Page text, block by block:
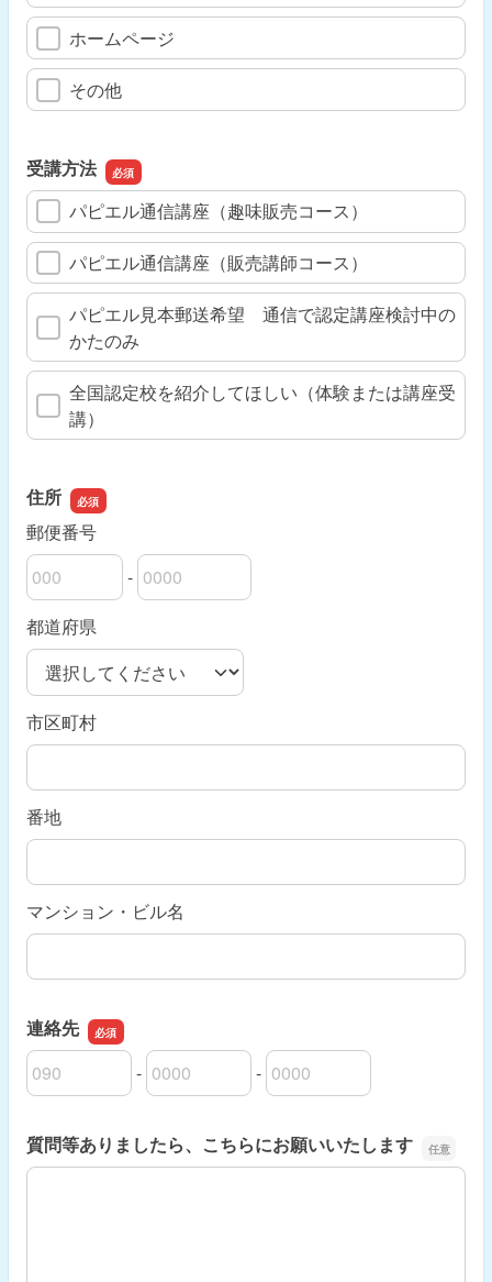
ホームページ
その他
受講方法
パピエル通信講座（趣味販売コース）
パピエル通信講座（販売講師コース）
パピエル見本郵送希望 通信で認定講座検討中の
かたのみ
全国認定校を紹介してほしい（体験または講座受
講）
住所
郵便番号
郵便番号の上3桁
-
郵便番号の下4桁
都道府県
市区町村
番地
マンション・ビル名
連絡先
連絡先の市外局番
-
連絡先の市内局番 -
連絡先の加入者番号
質問等ありましたら、こちらにお願いいたします
質問等ありましたら、こちらにお願いいたします